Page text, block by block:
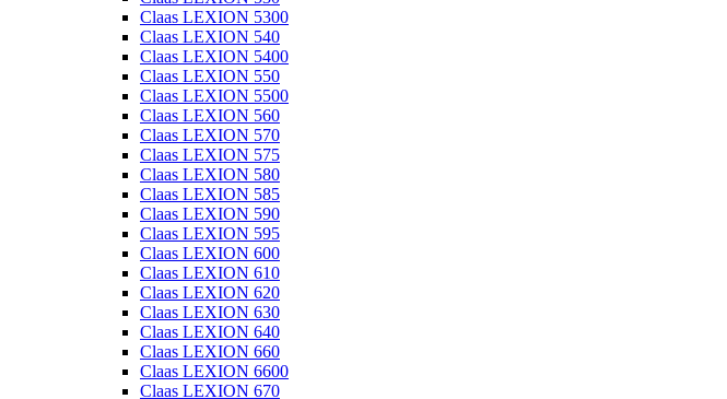
Claas LEXION 5300
Claas LEXION 540
Claas LEXION 5400
Claas LEXION 550
Claas LEXION 5500
Claas LEXION 560
Claas LEXION 570
Claas LEXION 575
Claas LEXION 580
Claas LEXION 585
Claas LEXION 590
Claas LEXION 595
Claas LEXION 600
Claas LEXION 610
Claas LEXION 620
Claas LEXION 630
Claas LEXION 640
Claas LEXION 660
Claas LEXION 6600
Claas LEXION 670